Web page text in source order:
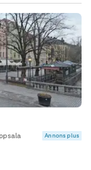
Annons plus